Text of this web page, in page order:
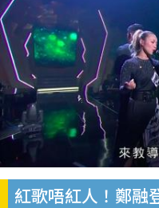
紅歌唔紅人！鄭融